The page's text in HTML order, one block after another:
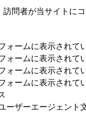
訪問者が当サイトに
ォームに表示されて
ォームに表示されて
ォームに表示されて
ォームに表示されて
ーザーエージェント